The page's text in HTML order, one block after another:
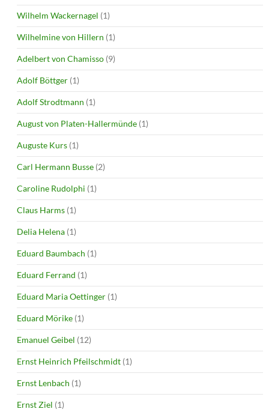
Wilhelm Wackernagel (1)
Wilhelmine von Hillern (1)
Adelbert von Chamisso (9)
Adolf Böttger (1)
Adolf Strodtmann (1)
August von Platen-Hallermünde (1)
Auguste Kurs (1)
Carl Hermann Busse (2)
Caroline Rudolphi (1)
Claus Harms (1)
Delia Helena (1)
Eduard Baumbach (1)
Eduard Ferrand (1)
Eduard Maria Oettinger (1)
Eduard Mörike (1)
Emanuel Geibel (12)
Ernst Heinrich Pfeilschmidt (1)
Ernst Lenbach (1)
Ernst Ziel (1)